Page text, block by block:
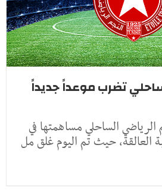
تضرب موعداً جديداً
الساحلي مساهمتها في
العالقة، حيث تم اليوم غلق مل